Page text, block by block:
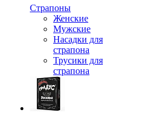
Страпоны
Женские
Мужские
Насадки для
страпона
Трусики для
страпона